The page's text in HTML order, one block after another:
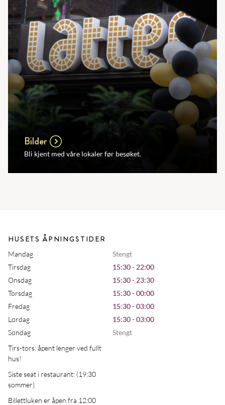
Bilder
Bli kjent med våre lokaler før besøket.
HUSETS ÅPNINGSTIDER
Mandag
Stengt
Tirsdag
15:30 - 22:00
Onsdag
15:30 - 23:30
Torsdag
15:30 - 00:00
Fredag
15:30 - 03:00
Lørdag
15:30 - 03:00
Søndag
Stengt
Tirs-tors: åpent lenger ved fullt
hus!
Siste seat i restaurant: (19:30
sommer)
Billettluken er åpen fra 12:00